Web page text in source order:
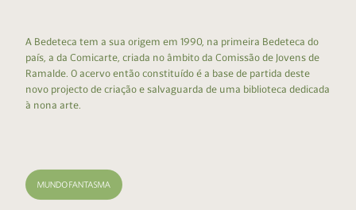
A Bedeteca tem a sua origem em 1990, na primeira Bedeteca do
país, a da Comicarte, criada no âmbito da Comissão de Jovens de
Ramalde. O acervo então constituído é a base de partida deste
novo projecto de criação e salvaguarda de uma biblioteca dedicada
à nona arte.